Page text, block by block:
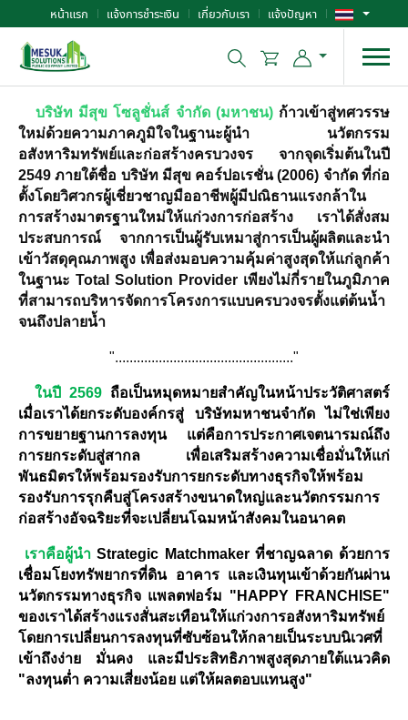
หน้าแรก แจ้งการชำระเงิน เกี่ยวกับเรา แจ้งปัญหา
บริษัท มีสุข โซลูชั่นส์ จำกัด (มหาชน) ก้าวเข้าสู่ทศวรรษ
ใหม่ด้วยความภาคภูมิใจในฐานะผู้นำ นวัตกรรม
อสังหาริมทรัพย์และก่อสร้างครบวงจร จากจุดเริ่มต้นในปี
2549 ภายใต้ชื่อ บริษัท มีสุข คอร์ปอเรชั่น (2006) จำกัด ที่ก่อ
ตั้งโดยวิศวกรผู้เชี่ยวชาญมืออาชีพผู้มีปณิธานแรงกล้าใน
การสร้างมาตรฐานใหม่ให้แก่วงการก่อสร้าง เราได้สั่งสม
ประสบการณ์ จากการเป็นผู้รับเหมาสู่การเป็นผู้ผลิตและนำ
เข้าวัสดุคุณภาพสูง เพื่อส่งมอบความคุ้มค่าสูงสุดให้แก่ลูกค้า
ในฐานะ Total Solution Provider เพียงไม่กี่รายในภูมิภาค
ที่สามารถบริหารจัดการโครงการแบบครบวงจรตั้งแต่ต้นน้ำ
จนถึงปลายน้ำ
"................................................."
ในปี 2569 ถือเป็นหมุดหมายสำคัญในหน้าประวัติศาสตร์
เมื่อเราได้ยกระดับองค์กรสู่ บริษัทมหาชนจำกัด ไม่ใช่เพียง
การขยายฐานการลงทุน แต่คือการประกาศเจตนารมณ์ถึง
การยกระดับสู่สากล เพื่อเสริมสร้างความเชื่อมั่นให้แก่
พันธมิตรให้พร้อมรองรับการยกระดับทางธุรกิจให้พร้อม
รองรับการรุกคืบสู่โครงสร้างขนาดใหญ่และนวัตกรรมการ
ก่อสร้างอัจฉริยะที่จะเปลี่ยนโฉมหน้าสังคมในอนาคต
เราคือผู้นำStrategic Matchmaker ที่ชาญฉลาด ด้วยการ
เชื่อมโยงทรัพยากรที่ดิน อาคาร และเงินทุนเข้าด้วยกันผ่าน
นวัตกรรมทางธุรกิจ แพลตฟอร์ม "HAPPY FRANCHISE"
ของเราได้สร้างแรงสั่นสะเทือนให้แก่วงการอสังหาริมทรัพย์
โดยการเปลี่ยนการลงทุนที่ซับซ้อนให้กลายเป็นระบบนิเวศที่
เข้าถึงง่าย มั่นคง และมีประสิทธิภาพสูงสุดภายใต้แนวคิด
"ลงทุนต่ำ ความเสี่ยงน้อย แต่ให้ผลตอบแทนสูง"